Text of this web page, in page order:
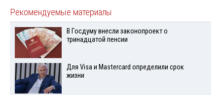
Рекомендуемые материалы
В Госдуму внесли законопроект о
тринадцатой пенсии
Для Visа и Mastercard определили срок
жизни